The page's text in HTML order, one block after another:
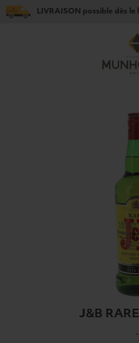
LIVRAISON possible dès le
J&B
-